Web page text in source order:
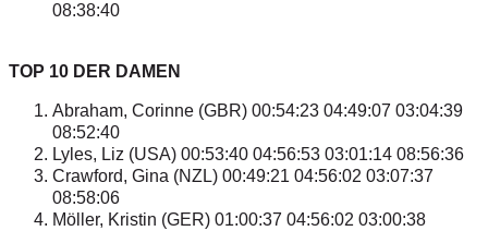
08:38:40
TOP 10 DER DAMEN
Abraham, Corinne (GBR) 00:54:23 04:49:07 03:04:39
08:52:40
Lyles, Liz (USA) 00:53:40 04:56:53 03:01:14 08:56:36
Crawford, Gina (NZL) 00:49:21 04:56:02 03:07:37
08:58:06
Möller, Kristin (GER) 01:00:37 04:56:02 03:00:38